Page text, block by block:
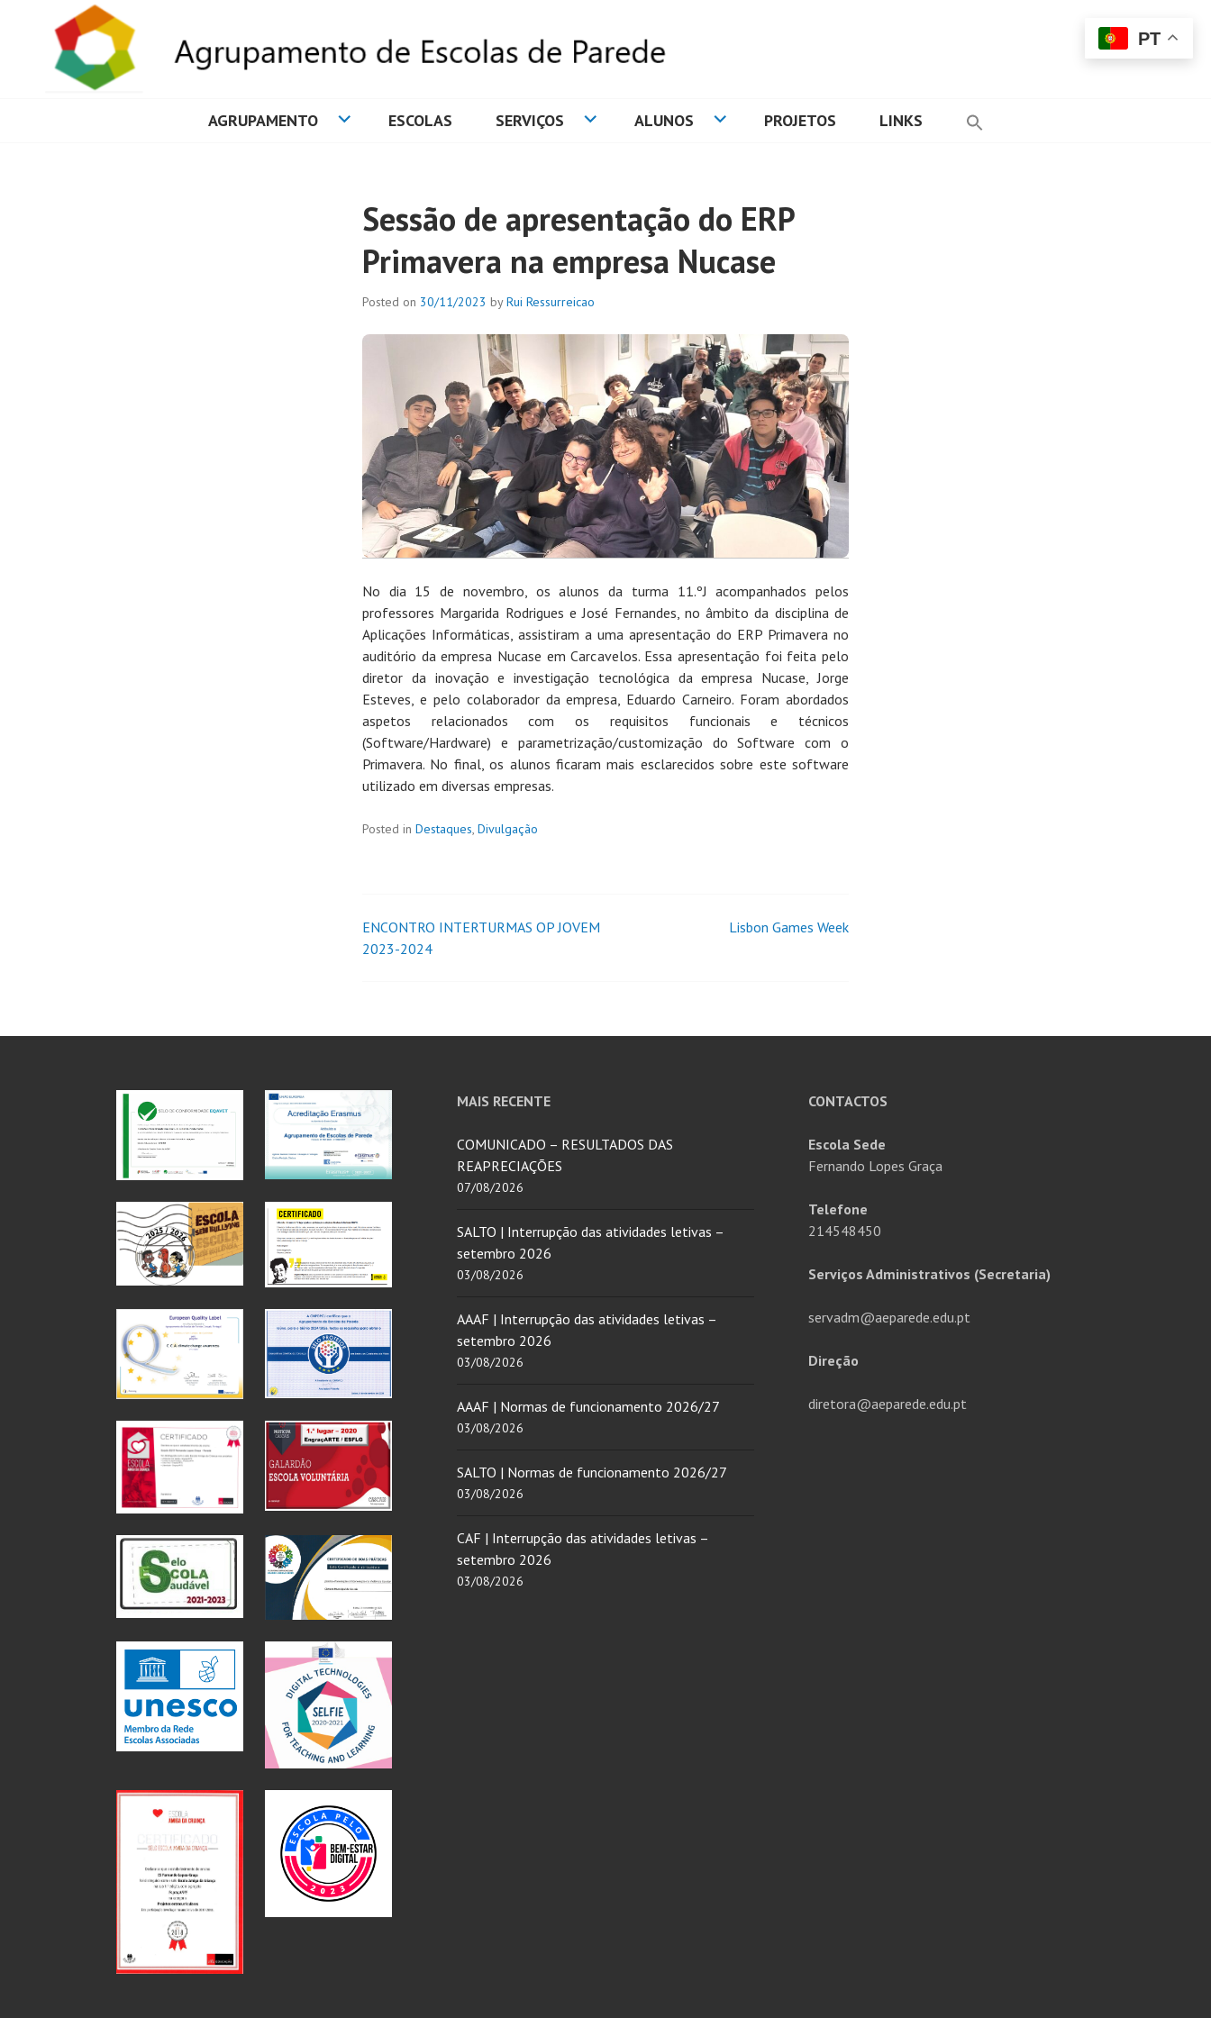
AGRUPAMENTO ESCOLAS SERVIÇOS ALUNOS PROJETOS LINKS
Sessão de apresentação do ERP
Primavera na empresa Nucase
Posted on 30/11/2023 byRui Ressurreicao
No dia 15 de novembro, os alunos da turma 11.ºJ acompanhados pelos
professores Margarida Rodrigues e José Fernandes, no âmbito da disciplina de
Aplicações Informáticas, assistiram a uma apresentação do ERP Primavera no
auditório da empresa Nucase em Carcavelos. Essa apresentação foi feita pelo
diretor da inovação e investigação tecnológica da empresa Nucase, Jorge
Esteves, e pelo colaborador da empresa, Eduardo Carneiro. Foram abordados
aspetos relacionados com os requisitos funcionais e técnicos
(Software/Hardware) e parametrização/customização do Software com o
Primavera. No final, os alunos ficaram mais esclarecidos sobre este software
utilizado em diversas empresas.
Posted in Destaques, Divulgação
ENCONTRO INTERTURMAS OP JOVEM
2023-2024
Lisbon Games Week
MAIS RECENTE
COMUNICADO – RESULTADOS DAS
REAPRECIAÇÕES
07/08/2026
SALTO | Interrupção das atividades letivas –
setembro 2026
03/08/2026
AAAF | Interrupção das atividades letivas –
setembro 2026
03/08/2026
AAAF | Normas de funcionamento 2026/27
03/08/2026
SALTO | Normas de funcionamento 2026/27
03/08/2026
CAF | Interrupção das atividades letivas –
setembro 2026
03/08/2026
CONTACTOS
Escola Sede
Fernando Lopes Graça
Telefone
214548450
Serviços Administrativos (Secretaria)
servadm@aeparede.edu.pt
Direção
diretora@aeparede.edu.pt
PT